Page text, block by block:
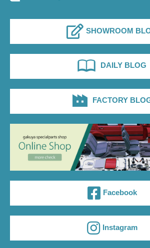
Facebook
Instagram
SHOWROOM
DAILY BLOG
FACTORY